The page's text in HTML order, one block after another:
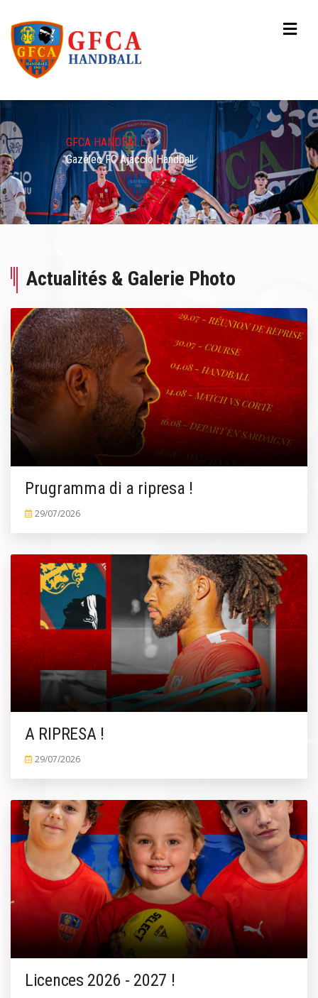
GFCA HANDBALL
Gazélec FC Ajaccio Handball
Actualités & Galerie Photo
Prugramma di a ripresa !
29/07/2026
A RIPRESA !
29/07/2026
Licences 2026 - 2027 !